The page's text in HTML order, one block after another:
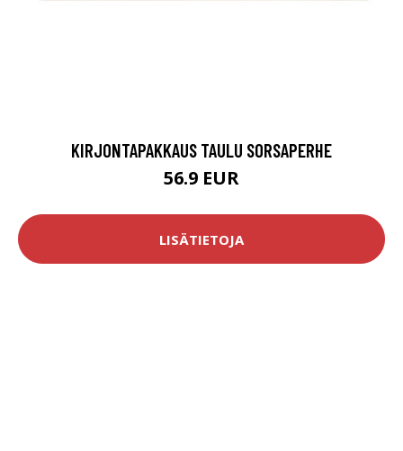
KIRJONTAPAKKAUS TAULU SORSAPERHE
56.9 EUR
LISÄTIETOJA